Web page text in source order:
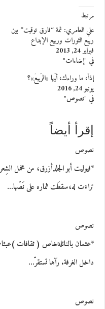
مرتبط
علي العامري: ثمة “فارق توقيت” بين
ربيع الثورات وربيع الإبداع
فبراير 24, 2013
في "إضاءات"
إذاً، ما وراءك، أيُّها «الرّبيعُ»؟
يونيو 24, 2016
في "نصوص"
إقرأ أيضاً
نصوص
*فيوليت أبو الجلدأزرق، من مخمل
تراءَت له،سقطَت ثماره على نَصّها…
نصوص
*عثمان بالنائلةخاص ( ثقافات
داخل الغرفة. رآها تستقرّ…
نصوص